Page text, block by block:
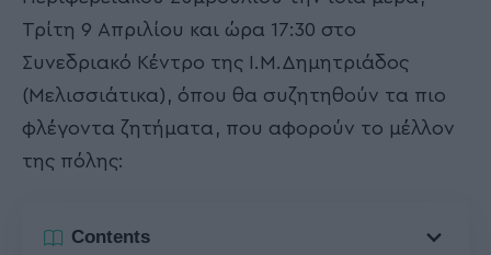
Τρίτη 9 Απριλίου και ώρα 17:30 στο
Συνεδριακό Κέντρο της Ι.Μ.Δημητριάδος
(Μελισσιάτικα), όπου θα συζητηθούν τα πιο
φλέγοντα ζητήματα, που αφορούν το μέλλον
της πόλης:
Contents